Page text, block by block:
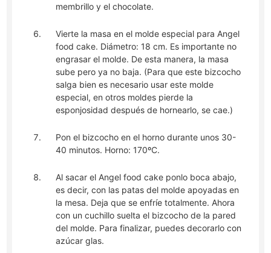
membrillo y el chocolate.
Vierte la masa en el molde especial para Angel
food cake. Diámetro: 18 cm. Es importante no
engrasar el molde. De esta manera, la masa
sube pero ya no baja. (Para que este bizcocho
salga bien es necesario usar este molde
especial, en otros moldes pierde la
esponjosidad después de hornearlo, se cae.)
Pon el bizcocho en el horno durante unos 30-
40 minutos. Horno: 170ºC.
Al sacar el Angel food cake ponlo boca abajo,
es decir, con las patas del molde apoyadas en
la mesa. Deja que se enfríe totalmente. Ahora
con un cuchillo suelta el bizcocho de la pared
del molde. Para finalizar, puedes decorarlo con
azúcar glas.